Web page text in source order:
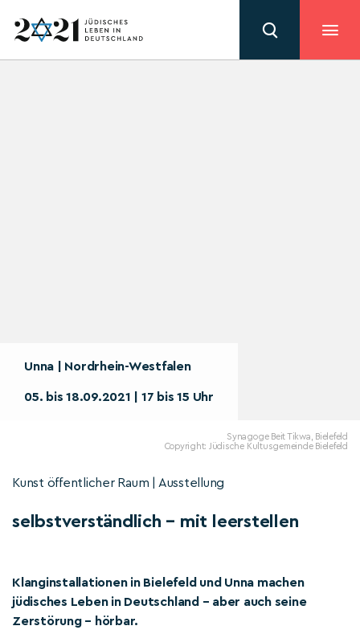
Unna | Nordrhein-Westfalen
05. bis 18.09.2021 | 17 bis 15 Uhr
Synagoge Beit Tikwa, Bielefeld
Copyright: Jüdische Kultusgemeinde Bielefeld
Kunst öffentlicher Raum | Ausstellung
selbstverständlich – mit leerstellen
Klanginstallationen in Bielefeld und Unna machen
jüdisches Leben in Deutschland – aber auch seine
Zerstörung – hörbar.